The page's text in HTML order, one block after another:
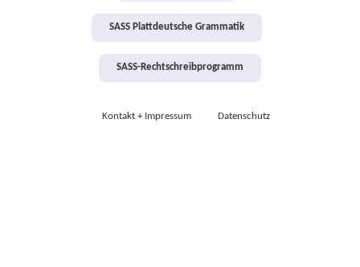
SASS Plattdeutsche Grammatik
SASS-Rechtschreibprogramm
Kontakt + Impressum Datenschutz